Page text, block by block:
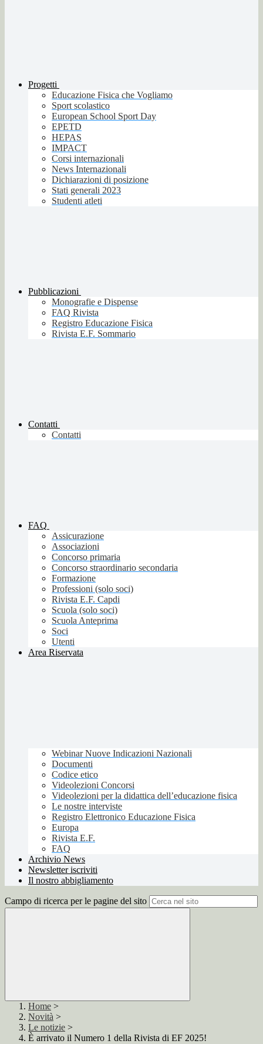
Progetti
Educazione Fisica che Vogliamo
Sport scolastico
European School Sport Day
EPETD
HEPAS
IMPACT
Corsi internazionali
News Internazionali
Dichiarazioni di posizione
Stati generali 2023
Studenti atleti
Pubblicazioni
Monografie e Dispense
FAQ Rivista
Registro Educazione Fisica
Rivista E.F. Sommario
Contatti
Contatti
FAQ
Assicurazione
Associazioni
Concorso primaria
Concorso straordinario secondaria
Formazione
Professioni (solo soci)
Rivista E.F. Capdi
Scuola (solo soci)
Scuola Anteprima
Soci
Utenti
Area Riservata
Webinar Nuove Indicazioni Nazionali
Documenti
Codice etico
Videolezioni Concorsi
Videolezioni per la didattica dell’educazione fisica
Le nostre interviste
Registro Elettronico Educazione Fisica
Europa
Rivista E.F.
FAQ
Archivio News
Newsletter iscriviti
Il nostro abbigliamento
Campo di ricerca per le pagine del sito
Home >
Novità >
Le notizie >
È arrivato il Numero 1 della Rivista di EF 2025!